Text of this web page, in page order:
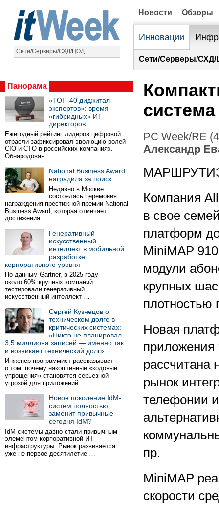
Сети/Серверы/СХД/ЦОД
Новости Обзоры
Инновации
Сети/Серверы/
Панорама
«ТОП-40 диджитал-
экспертов»: время
«гибридных» ИТ-
директоров
Ежегодный рейтинг лидеров цифровой
отрасли зафиксировал эволюцию ролей
CIO и CTO в российских компаниях.
Обнародован …
National Business Award
наградила за поиск
Недавно в Москве
состоялась церемония
награждения престижной премии National
Business Award, которая отмечает
достижения …
Генеративный
искусственный
интеллект в мобильной
разработке
корпоративного уровня
По данным Gartner, в 2025 году
около 60% крупных компаний
тестировали генеративный
искусственный интеллект …
Сергей Кузнецов о
техническом долге в
критических системах:
«Никто не планировал
3,5 миллиона записей — именно так
и возникает технический долг»
Инженер-программист рассказывает
о том, почему накопленные «кодовые
упрощения» становятся серьезной
угрозой для приложений …
Новое поколение IdM-
систем полностью
заменит привычные
сегодня IdM?
IdM-системы давно стали привычным
элементом корпоративной ИТ-
инфраструктуры. Рынок развивается
уже не первое десятилетие …
PC Week/RE
Александр
Компания
в свое
платформ
MiniMAP
модули
крупных
плотностью
Новая
приложения
рассчитана
рынок
телефонии
пр.
MiniMAP
скорости